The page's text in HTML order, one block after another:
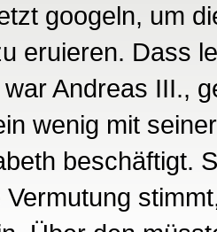
googeln, um
eruieren. Dass
Andreas III.,
wenig mit
beschäftigt.
Vermutung